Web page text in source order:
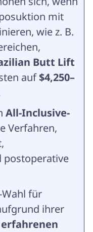
mit
wie z. B.
Butt Lift
auf$4,250–
All-Inclusive-
Verfahren,
postoperative
Wahl für
ihrer